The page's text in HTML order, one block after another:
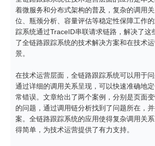
着微服务和分布式架构的普及，复杂的调用
位、瓶颈分析、容量评估等稳定性保障工作
踪系统通过TraceID串联请求链路，解决了这
了全链路跟踪系统的技术解决方案和在技术
景。
在技术运营层面，全链路跟踪系统可以用于问
通过详细的调用关系呈现，可以快速准确地
常错误。文章给出了两个案例，分别是页面
的问题，通过调用链分析找到了问题所在，
案。全链路跟踪系统的应用使得复杂调用关
得简单，为技术运营提供了有力支持。